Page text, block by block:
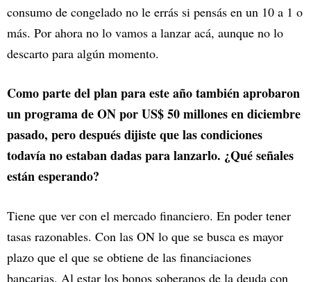
consumo de congelado no le errás si pensás en un 10 a 1 o
más. Por ahora no lo vamos a lanzar acá, aunque no lo
descarto para algún momento.
Como parte del plan para este año también aprobaron
un programa de ON por US$ 50 millones en diciembre
pasado, pero después dijiste que las condiciones
todavía no estaban dadas para lanzarlo. ¿Qué señales
están esperando?
Tiene que ver con el mercado financiero. En poder tener
tasas razonables. Con las ON lo que se busca es mayor
plazo que el que se obtiene de las financiaciones
bancarias. Al estar los bonos soberanos de la deuda con